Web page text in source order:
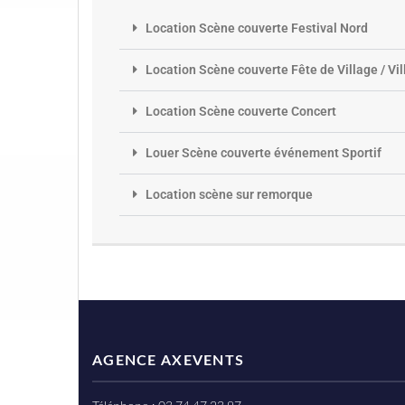
Location Scène couverte Festival Nord
Location Scène couverte Fête de Village /
Location Scène couverte Concert
Louer Scène couverte événement Sportif
Location scène sur remorque
AGENCE AXEVENTS